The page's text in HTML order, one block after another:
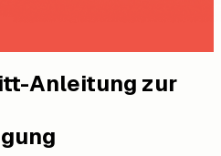
Anleitung zur